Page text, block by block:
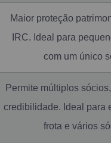
Maior proteção
IRC. Ideal para
com um único
Permite múltiplos
credibilidade. Ideal para
frota e vários